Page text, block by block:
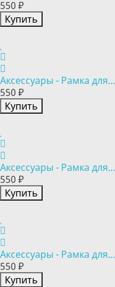
550 ₽
Купить
Аксессуары - Рамка для...
550 ₽
Купить
Аксессуары - Рамка для...
550 ₽
Купить
Аксессуары - Рамка для...
550 ₽
Купить